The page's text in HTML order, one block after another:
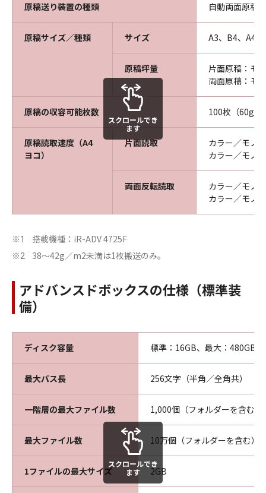
原稿送り装置の種類 自動両面原稿
原稿サイズ／種類 サイズ A3、B4、A4
原稿坪量
片面原稿：モ
両面原稿：モ
原稿の収容可能枚数 100枚（60g／
原稿読取速度（A4
ヨコ）
片面読取
カラー／モノ
カラー／モノ
両面反転読取
カラー／モノ
カラー／モノ
スクロールでき
ます
※1 搭載機種：iR-ADV 4725F
※2 38～42g／m2未満は1枚搬送のみ。
アドバンスドボックスの仕様（標準装
備）
ディスク容量 標準：16GB、最大：480GB
最大パス長 256文字（半角／全角共）
一階層の最大ファイル数 1,000個（フォルダーを含む）
最大ファイル数 10万個（フォルダーを含む）
1ファイルの最大サイズ 2GB
スクロールでき
ます